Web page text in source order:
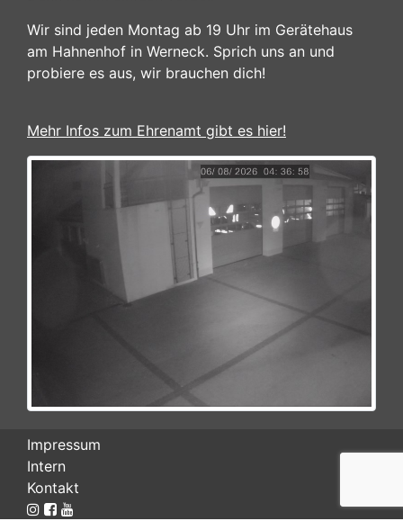
Wir sind jeden Montag ab 19 Uhr im Gerätehaus
am Hahnenhof in Werneck. Sprich uns an und
probiere es aus, wir brauchen dich!
Mehr Infos zum Ehrenamt gibt es hier!
Impressum
Intern
Kontakt